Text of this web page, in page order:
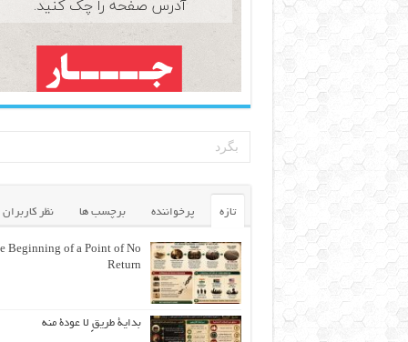
تازه پرخواننده برچسب ها نظر کاربران
Beginning of a Point of No
Return
بداية طريقٍ لا عودة منه